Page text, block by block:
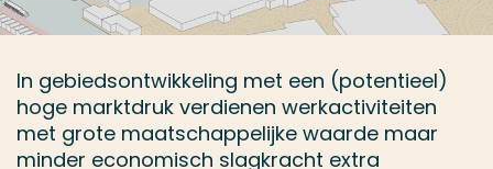
In gebiedsontwikkeling met een (potentieel)
hoge marktdruk verdienen werkactiviteiten
met grote maatschappelijke waarde maar
minder economisch slagkracht extra